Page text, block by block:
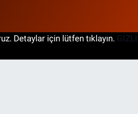
Detaylar için lütfen tıklayın.